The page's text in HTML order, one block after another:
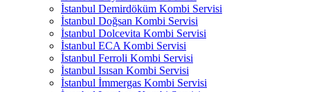
İstanbul Demirdöküm Kombi Servisi
İstanbul Doğsan Kombi Servisi
İstanbul Dolcevita Kombi Servisi
İstanbul ECA Kombi Servisi
İstanbul Ferroli Kombi Servisi
İstanbul Isısan Kombi Servisi
İstanbul İmmergas Kombi Servisi